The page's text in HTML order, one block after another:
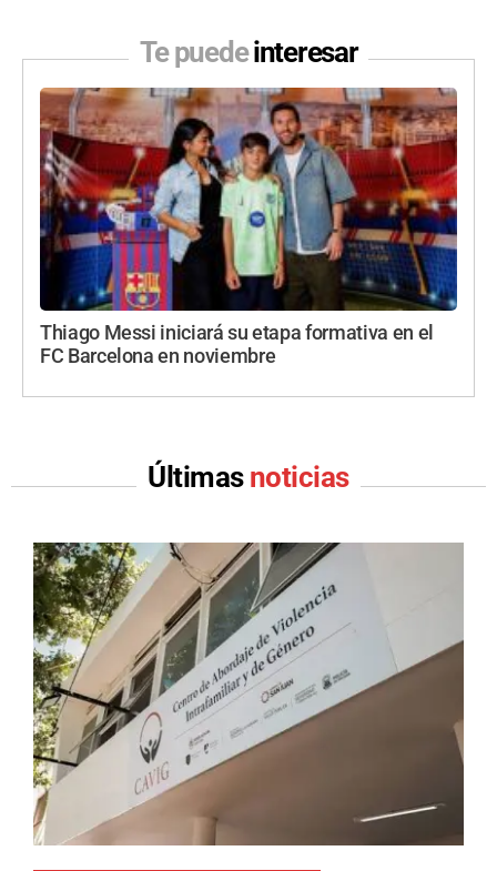
Te puedeinteresar
Thiago Messi iniciará su etapa formativa en el
FC Barcelona en noviembre
Últimas noticias